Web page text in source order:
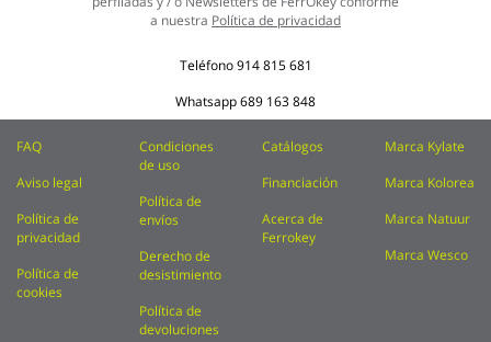
de
a nuestra Política de privacidad
Teléfono914 815 681
Whatsapp689 163 848
FAQ
Aviso legal
Política de
privacidad
Política de
cookies
Condiciones
de uso
Política de
envíos
Derecho de
desistimiento
Política de
devoluciones
Catálogos
Financiación
Acerca de
Ferrokey
Marca Kylate
Marca Kolorea
Marca Natuur
Marca Wesco